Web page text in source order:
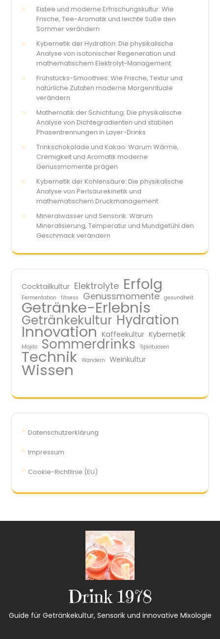
Eistee und moderne Erfrischungskultur: Wie
Frische, Tee-Aromatik und leichte Süße den
Sommer verändern
Kybernetik der Hydration: Die physikalische
Analyse von isotonischer Regeneration und
mathematischem Elektrolyt-Management
Frühstücks-Smoothies: Wie Frische, Textur und
natürliche Zutaten moderne Morgenrituale
verändern
Mathematik der Schichtung: Die physikalische
Analyse von Dichtegradienten und stabilen
Phasentrennungen in Layer-Drinks
Trinkschokolade und Kakao: Warum Wärme,
Cremigkeit und Aromatik moderne
Genussmomente prägen
Kybernetik der Kohlensäure: Die physikalische
Analyse von Perlsäurekinetik und
mathematischem Druckmanagement
Mineralwasser und Sensorik: Warum
Mineralisierung, Temperatur und Mundgefühl den
Geschmack verändern
Cocktailkultur Elektrolyte Erfolg
Fermentation fitness Genussmomente gesundheit
Getränke-Erlebnis
Getränkekultur Hydration
Innovation Kaffeekultur Kybernetik
Mojito Sommerdrinks Spirituosen
Technik Wandern Weinkultur
Wissen
Datenschutzerklärung
Impressum
Cookie-Richtlinie (EU)
Drink 1978
Guide für Getränkekultur, Sensorik und innovative Mixologie